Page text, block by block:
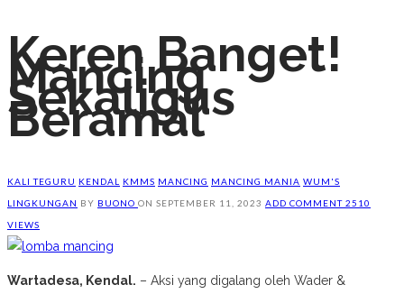
Keren Banget!
Mancing
Sekaligus
Beramal
KALI TEGURU KENDAL KMMS MANCING MANCING MANIA WUM'S
LINGKUNGAN BY BUONO ON SEPTEMBER 11, 2023 ADD COMMENT 2510
VIEWS
Wartadesa, Kendal. – Aksi yang digalang oleh Wader &